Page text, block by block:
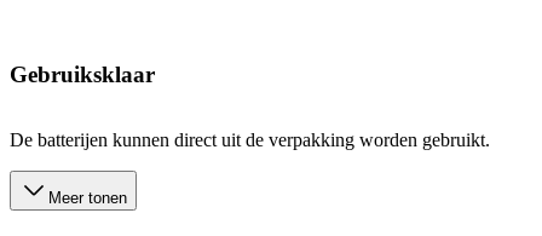
Gebruiksklaar
De batterijen kunnen direct uit de verpakking worden gebruikt.
Meer tonen